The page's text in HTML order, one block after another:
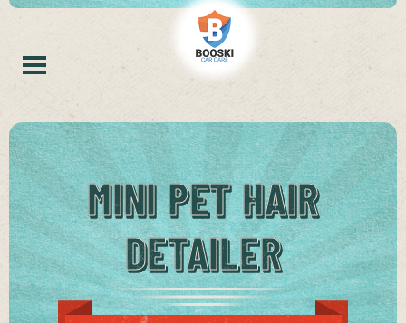
MINI PET HAIR
DETAILER